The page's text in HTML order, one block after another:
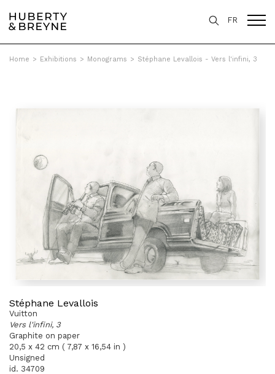
FR
Home > Exhibitions > Monograms > Stéphane Levallois - Vers l'infini, 3
Stéphane Levallois
Vuitton
Vers l'infini, 3
Graphite on paper
20,5 x 42 cm ( 7,87 x 16,54 in )
Unsigned
id. 34709